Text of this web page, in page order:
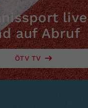
live
auf Abruf
ÖTV TV